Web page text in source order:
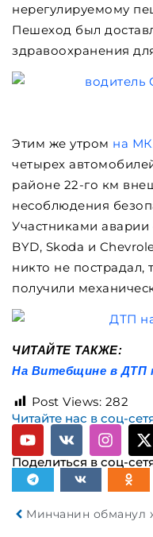
нерегулируемому
Пешеход был
здравоохранения
Этим же утром на
четырех
районе 22-го км
несоблюдения
Участниками аварии
BYD, Skoda и
никто не пострадал,
получили
ЧИТАЙТЕ ТАКЖЕ:
На Витебщине в ДТП
Post Views: 282
Читайте нас в соц-
Поделиться в соц-